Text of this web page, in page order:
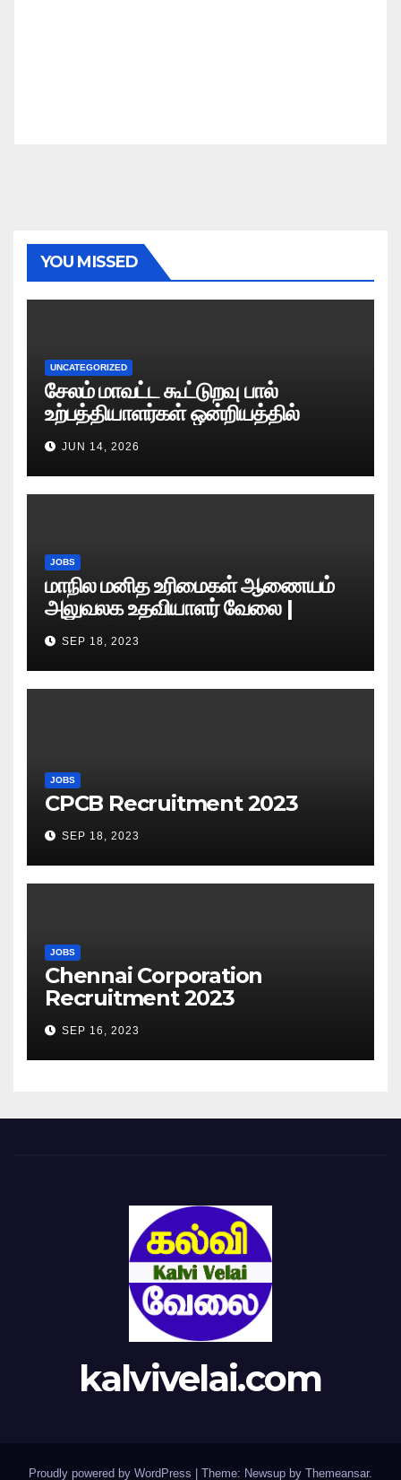
YOU MISSED
UNCATEGORIZED
சேலம் மாவட்ட கூட்டுறவு பால்
உற்பத்தியாளர்கள் ஒன்றியத்தில்
வேலைவாய்ப்பு அறிவிப்பு 2026
JUN 14, 2026
JOBS
மாநில மனித உரிமைகள் ஆணையம்
அலுவலக உதவியாளர் வேலை |
எழுத்துத் தேர்வு தேதி அறிவிப்பு..?
SEP 18, 2023
JOBS
CPCB Recruitment 2023
SEP 18, 2023
JOBS
Chennai Corporation
Recruitment 2023
SEP 16, 2023
kalvivelai.com
Proudly powered by WordPress | Theme: Newsup by Themeansar.